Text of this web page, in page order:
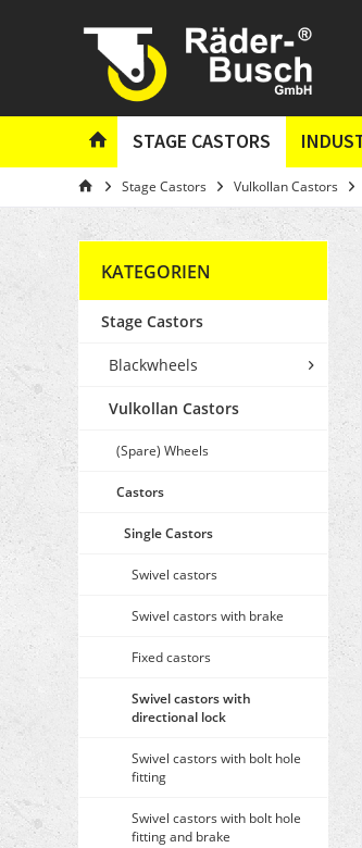
STAGE CASTORS
Stage Castors Vulkollan Castors
KATEGORIEN
Stage Castors
Blackwheels
Vulkollan Castors
(Spare) Wheels
Castors
Single Castors
Swivel castors
Swivel castors with brake
Fixed castors
Swivel castors with
directional lock
Swivel castors with bolt hole
fitting
Swivel castors with bolt hole
fitting and brake